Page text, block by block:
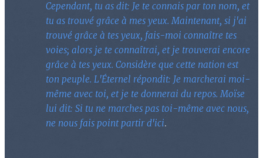
Cependant, tu as dit: Je te connais par ton nom, et
tu as trouvé grâce à mes yeux. Maintenant, si j'ai
trouvé grâce à tes yeux, fais-moi connaître tes
voies; alors je te connaîtrai, et je trouverai encore
grâce à tes yeux. Considère que cette nation est
ton peuple. L'Éternel répondit: Je marcherai moi-
même avec toi, et je te donnerai du repos. Moïse
lui dit: Si tu ne marches pas toi-même avec nous,
ne nous fais point partir d'ici.